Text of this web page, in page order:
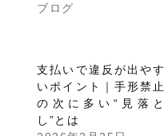
ブログ
支払いで違反が出やす
いポイント｜手形禁止
の次に多い“見落と
し”とは